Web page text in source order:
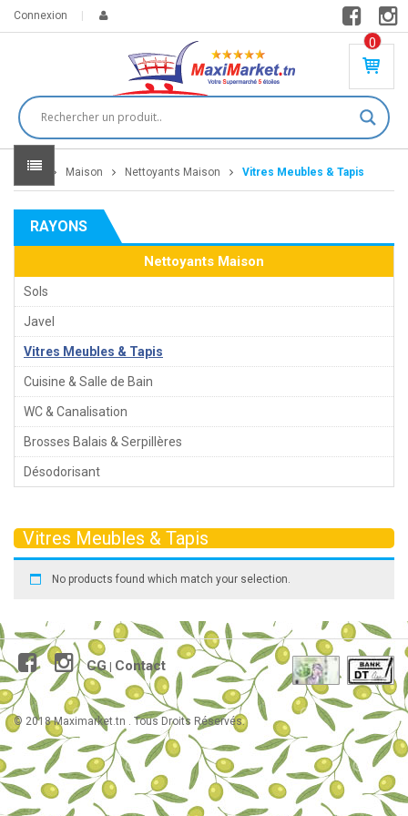
Connexion
0
PR
DU
IT(
S)
DT
Home Maison Nettoyants Maison Vitres Meubles & Tapis
RAYONS
Nettoyants Maison
Sols
Javel
Vitres Meubles & Tapis
Cuisine & Salle de Bain
WC & Canalisation
Brosses Balais & Serpillères
Désodorisant
Vitres Meubles & Tapis
No products found which match your selection.
CG Contact
© 2018 Maximarket.tn . Tous Droits Réservés.